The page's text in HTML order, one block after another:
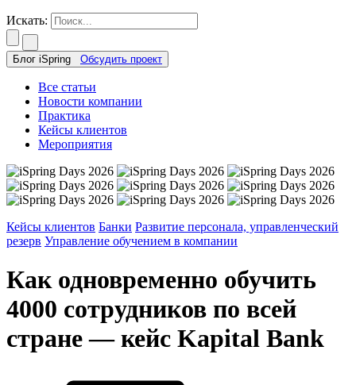
Искать:
Блог iSpring Обсудить проект
Все статьи
Новости компании
Практика
Кейсы клиентов
Мероприятия
Кейсы клиентов Банки Развитие персонала, управленческий
резерв Управление обучением в компании
Как одновременно обучить
4000 сотрудников по всей
стране — кейс Kapital Bank